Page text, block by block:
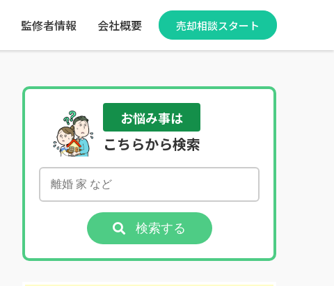
監修者情報 会社概要 売却相談スタート
お悩み事は
こちらから検索
検索する